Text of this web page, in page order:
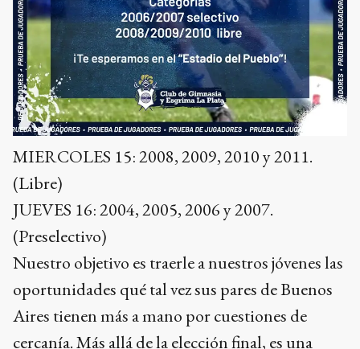
MIERCOLES 15: 2008, 2009, 2010 y 2011.
(Libre)
JUEVES 16: 2004, 2005, 2006 y 2007.
(Preselectivo)
Nuestro objetivo es traerle a nuestros jóvenes las
oportunidades qué tal vez sus pares de Buenos
Aires tienen más a mano por cuestiones de
cercanía. Más allá de la elección final, es una